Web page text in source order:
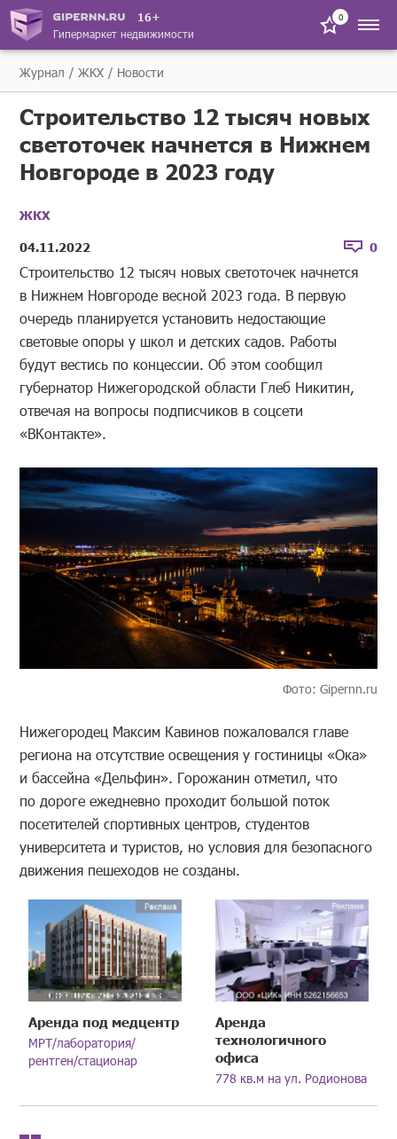
16+
Гипермаркет недвижимости
0
Журнал ЖКХ Новости
Строительство 12 тысяч новых
светоточек начнется в Нижнем
Новгороде в 2023 году
ЖКХ
04.11.2022
0
Строительство 12 тысяч новых светоточек начнется
в Нижнем Новгороде весной 2023 года. В первую
очередь планируется установить недостающие
световые опоры у школ и детских садов. Работы
будут вестись по концессии. Об этом сообщил
губернатор Нижегородской области Глеб Никитин,
отвечая на вопросы подписчиков в соцсети
«ВКонтакте».
Фото: Gipernn.ru
Нижегородец Максим Кавинов пожаловался главе
региона на отсутствие освещения у гостиницы «Ока»
и бассейна «Дельфин». Горожанин отметил, что
по дороге ежедневно проходит большой поток
посетителей спортивных центров, студентов
университета и туристов, но условия для безопасного
движения пешеходов не созданы.
Аренда под медцентр
МРТ/лаборатория/
рентген/стационар
Аренда
технологичного
офиса
778 кв.м на ул. Родионова